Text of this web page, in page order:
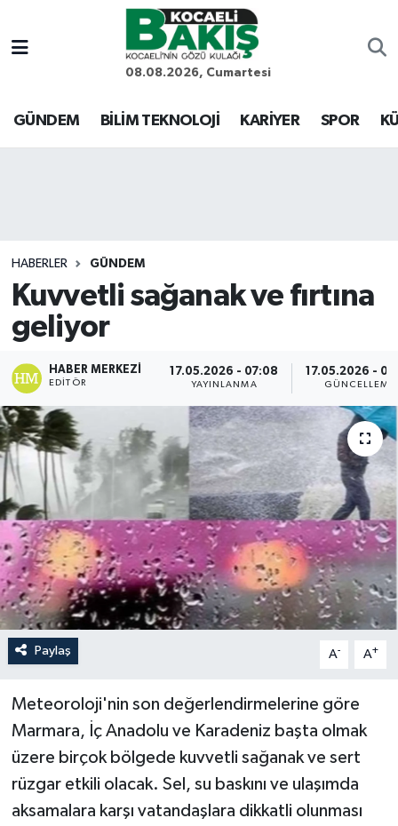
08.08.2026, Cumartesi
GÜNDEM BİLİM TEKNOLOJİ KARİYER SPOR
HABERLER GÜNDEM
Kuvvetli sağanak ve fırtına
geliyor
HABER MERKEZI
EDITÖR
17.05.2026 - 07:08
YAYINLANMA
17.05.2026 -
GÜNCELLEME
Paylaş A- A+
Meteoroloji'nin son değerlendirmelerine göre
Marmara, İç Anadolu ve Karadeniz başta olmak
üzere birçok bölgede kuvvetli sağanak ve sert
rüzgar etkili olacak. Sel, su baskını ve ulaşımda
aksamalara karşı vatandaşlara dikkatli olunması
Kocaeli Nöbetçi Eczaneler
Kocaeli Hava Durumu
Son Dakika Haberleri
Haber Arşivi